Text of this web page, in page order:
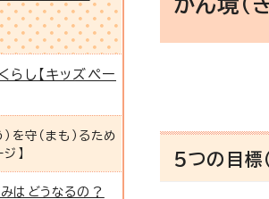
5つの目標
らし【キッズペー
を守（まも）るため
】
はどうなるの？